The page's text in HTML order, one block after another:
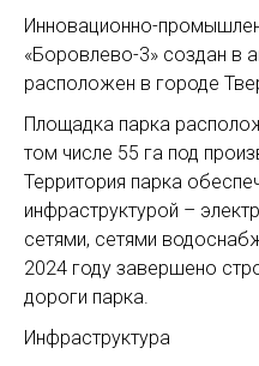
Инновационно-
«Боровлево-3» создан в
расположен в городе
Площадка парка
том числе 55 га под
Территория парка
инфраструктурой –
сетями, сетями
2024 году завершено
дороги парка.
Инфраструктура